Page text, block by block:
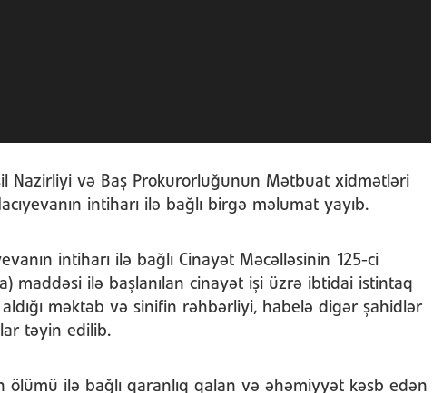
Nazirliyi və Baş Prokurorluğunun Mətbuat xidmətləri
intiharı ilə bağlı birgə məlumat yayıb.
intiharı ilə bağlı Cinayət Məcəlləsinin 125-ci
maddəsi ilə başlanılan cinayət işi üzrə ibtidai istintaq
aldığı məktəb və sinifin rəhbərliyi, habelə digər şahidlər
təyin edilib.
ölümü ilə bağlı qaranlıq qalan və əhəmiyyət kəsb edən